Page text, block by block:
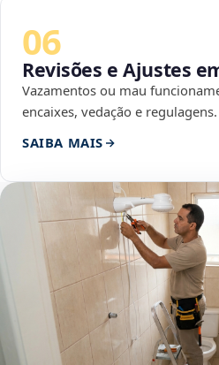
06
Revisões e Ajustes
Vazamentos ou mau
encaixes, vedação e regulagens.
SAIBA MAIS